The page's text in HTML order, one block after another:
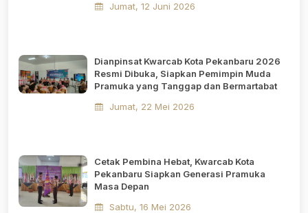
Jumat, 12 Juni 2026
Dianpinsat Kwarcab Kota Pekanbaru 2026
Resmi Dibuka, Siapkan Pemimpin Muda
Pramuka yang Tanggap dan Bermartabat
Jumat, 22 Mei 2026
Cetak Pembina Hebat, Kwarcab Kota
Pekanbaru Siapkan Generasi Pramuka
Masa Depan
Sabtu, 16 Mei 2026